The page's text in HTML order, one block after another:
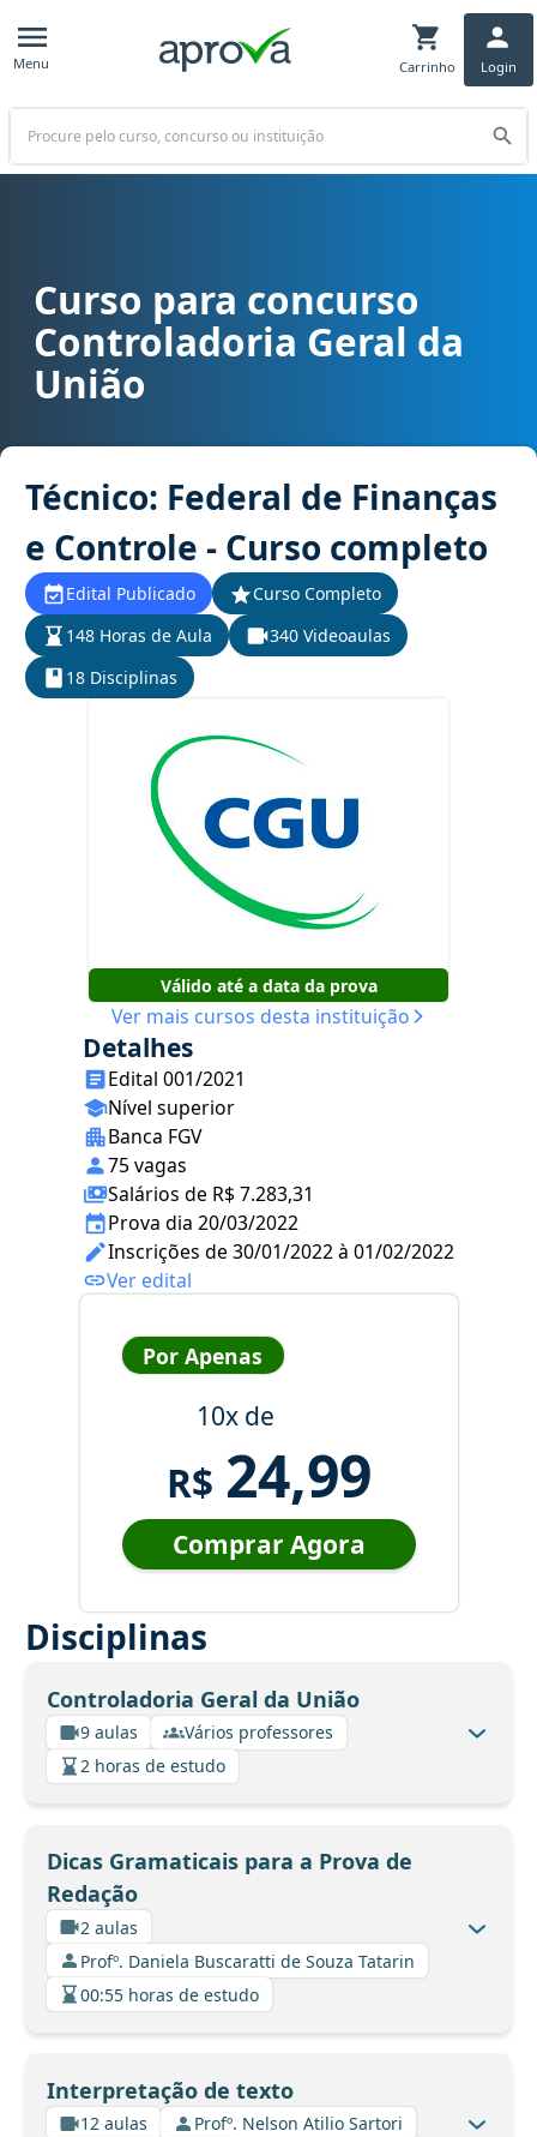
Menu Carrinho Login
Buscar
Curso para concurso CGU - Controladoria Geral da União cargo
Curso para concurso
Controladoria Geral da
União
Técnico: Federal de Finanças
e Controle - Curso completo
Edital Publicado
Curso Completo
148 Horas de Aula
340 Videoaulas
18 Disciplinas
Válido até a data da prova
Ver mais cursos desta instituição
Detalhes
Edital 001/2021
Nível superior
Banca FGV
75 vagas
Salários de R$ 7.283,31
Prova dia 20/03/2022
Inscrições de 30/01/2022 à 01/02/2022
Ver edital
Por Apenas
10x de
R$ 24,99
Comprar Agora
Disciplinas
Controladoria Geral da União
9 aulas
Vários professores
2 horas de estudo
Dicas Gramaticais para a Prova de
Redação
2 aulas
Profº. Daniela Buscaratti de Souza Tatarin
00:55 horas de estudo
Interpretação de texto
12 aulas
Profº. Nelson Atilio Sartori